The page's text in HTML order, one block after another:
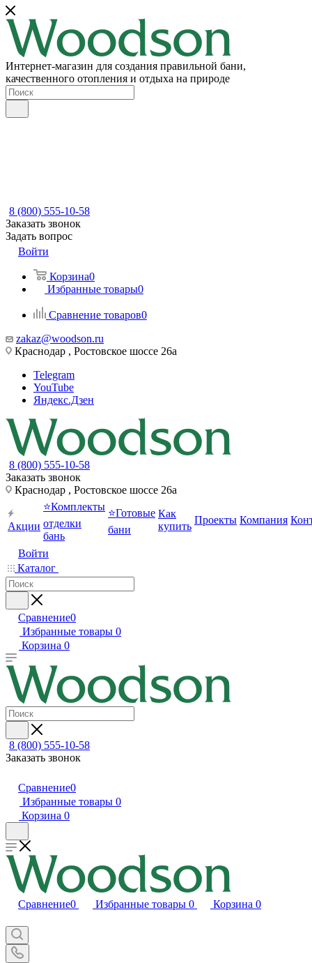
Интернет-магазин для создания правильной бани,
качественного отопления и отдыха на природе
8 (800) 555-10-58
Заказать звонок
Задать вопрос
Войти
Корзина0
Избранные товары0
Сравнение товаров0
zakaz@woodson.ru
Краснодар , Ростовское шоссе 26а
Telegram
YouTube
Яндекс.Дзен
8 (800) 555-10-58
Заказать звонок
Краснодар , Ростовское шоссе 26а
Акции
⭐Комплекты
отделки
бань
⭐Готовые
бани
Как
купить
Проекты Компания
Войти
Каталог
Сравнение0
Избранные товары 0
Корзина 0
8 (800) 555-10-58
Заказать звонок
Сравнение0
Избранные товары 0
Корзина 0
Сравнение0 Избранные товары 0 Корзина 0